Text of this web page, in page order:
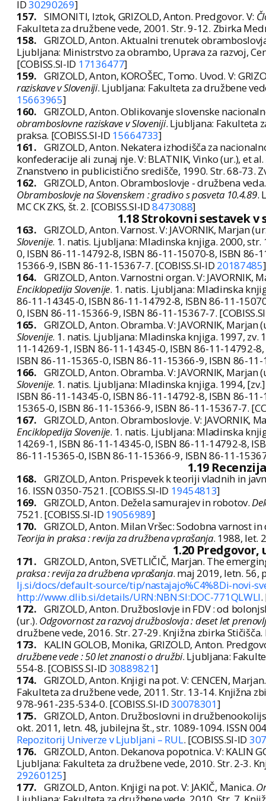
ID30290269]
157. SIMONITI, Iztok, GRIZOLD, Anton. Predgovor. V:
Fakulteta za družbene vede, 2001. Str. 9-12. Zbirka
158. GRIZOLD, Anton. Aktualni trenutek
Ljubljana: Ministrstvo za obrambo, Uprava za razvoj,
[COBISS.SI-ID 17136477]
159. GRIZOLD, Anton, KOROŠEC, Tomo. Uvod. V:
raziskave v Sloveniji. Ljubljana: Fakulteta za družbene
15663965]
160. GRIZOLD, Anton. Oblikovanje slovenske
obramboslovne raziskave v Sloveniji. Ljubljana: Fakulteta
praksa. [COBISS.SI-ID 15664733]
161. GRIZOLD, Anton. Nekatera izhodišča za
konfederacije ali zunaj nje. V: BLATNIK, Vinko (ur.), et al.
Znanstveno in publicistično središče, 1990. Str. 68-73.
162. GRIZOLD, Anton. Obramboslovje - družbena veda.
Obramboslovje na Slovenskem : gradivo s posveta 10.4.89.
MC CK ZKS, št. 2. [COBISS.SI-ID8473088]
1.18 Strokovni sestavek
163. GRIZOLD, Anton. Varnost. V: JAVORNIK, Marjan
Slovenije. 1. natis. Ljubljana: Mladinska knjiga. 2000,
0, ISBN 86-11-14792-8, ISBN 86-11-15070-8, ISBN
15366-9, ISBN 86-11-15367-7. [COBISS.SI-ID 20187485]
164. GRIZOLD, Anton. Varnostni organ. V: JAVORNIK,
Enciklopedija Slovenije. 1. natis. Ljubljana: Mladinska
86-11-14345-0, ISBN 86-11-14792-8, ISBN 86-11-
0, ISBN 86-11-15366-9, ISBN 86-11-15367-7.
165. GRIZOLD, Anton. Obramba. V: JAVORNIK, Marjan
Slovenije. 1. natis. Ljubljana: Mladinska knjiga. 1997, zv.
11-14269-1, ISBN 86-11-14345-0, ISBN 86-11-14792-
ISBN 86-11-15365-0, ISBN 86-11-15366-9, ISBN 86-11-
166. GRIZOLD, Anton. Obramba. V: JAVORNIK, Marjan
Slovenije. 1. natis. Ljubljana: Mladinska knjiga. 1994,
ISBN 86-11-14345-0, ISBN 86-11-14792-8, ISBN 86-
15365-0, ISBN 86-11-15366-9, ISBN 86-11-15367-7.
167. GRIZOLD, Anton. Obramboslovje. V: JAVORNIK,
Enciklopedija Slovenije. 1. natis. Ljubljana: Mladinska
14269-1, ISBN 86-11-14345-0, ISBN 86-11-14792-8,
86-11-15365-0, ISBN 86-11-15366-9, ISBN 86-11-
1.19
168. GRIZOLD, Anton. Prispevek k teoriji vladnih in
16. ISSN 0350-7521. [COBISS.SI-ID 19454813]
169. GRIZOLD, Anton. Dežela samurajev in robotov.
7521. [COBISS.SI-ID 19056989]
170. GRIZOLD, Anton. Milan Vršec: Sodobna varnost
Teorija in praksa : revija za družbena vprašanja. 1988, let.
1.20
171. GRIZOLD, Anton, SVETLIČIČ, Marjan. The
praksa : revija za družbena vprašanja. maj 2019, letn. 56,
lj.si/docs/default-source/tip/nastajajo%C4%8Di-novi-
http://www.dlib.si/details/URN:NBN:SI:DOC-771QLWLI.
172. GRIZOLD, Anton. Družboslovje in FDV : od
(ur.). Odgovornost za razvoj družboslovja : deset let
družbene vede, 2016. Str. 27-29. Knjižna zbirka
173.
KALIN GOLOB, Monika, GRIZOLD, Anton.
družbene vede : 50 let znanosti o družbi. Ljubljana:
554-8. [COBISS.SI-ID 30889821]
174. GRIZOLD, Anton. Knjigi na pot. V: CENCEN,
Fakulteta za družbene vede, 2011. Str. 13-14. Knjižna
978-961-235-534-0. [COBISS.SI-ID30078301]
175. GRIZOLD, Anton. Družboslovni in
okt. 2011, letn. 48, jubilejna št., str. 1089-1094. ISSN
Repozitorij Univerze v Ljubljani – RUL. [COBISS.SI-ID
176. GRIZOLD, Anton. Dekanova popotnica. V: KALIN
Ljubljana: Fakulteta za družbene vede, 2010. Str. 2-3.
29260125]
177. GRIZOLD, Anton. Knjigi na pot. V: JAKIČ, Manica.